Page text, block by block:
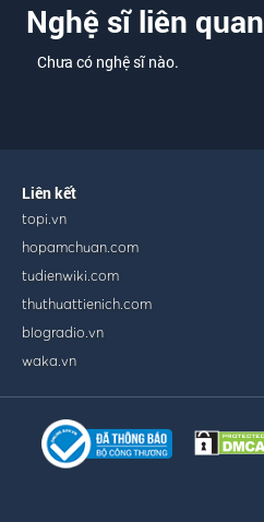
Nghệ sĩ liên quan
Chưa có nghệ sĩ nào.
Liên kết
topi.vn
hopamchuan.com
tudienwiki.com
thuthuattienich.com
blogradio.vn
waka.vn